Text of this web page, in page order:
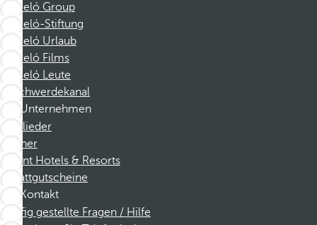
Barceló Group
Barceló-Stiftung
Barceló Urlaub
Barceló Films
Barceló Leute
Beschwerdekanal
Unternehmen
Mitglieder
Partner
Dorint Hotels & Resorts
Rabattgutscheine
Kontakt
Häufig gestellte Fragen / Hilfe